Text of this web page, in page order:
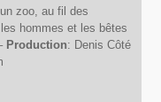
zoo, au fil des
hommes et les bêtes
Production: Denis Côté